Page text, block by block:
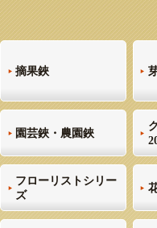
摘果鋏
園芸鋏・農園鋏
フローリストシリー
ズ